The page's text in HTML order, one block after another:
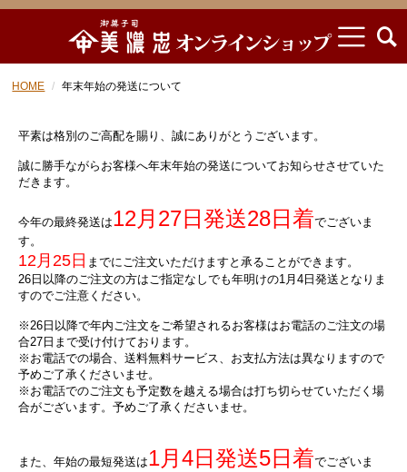
HOME 年末年始の発送について
平素は格別のご高配を賜り、誠にありがとうございます。
誠に勝手ながらお客様へ年末年始の発送についてお知らせさせていた
だきます。
今年の最終発送は12月27日発送28日着でございま
す。
12月25日 までにご注文いただけますと承ることができます。
26日以降のご注文の方はご指定なしでも年明けの1月4日発送となりま
すのでご注意ください。
※26日以降で年内ご注文をご希望されるお客様はお電話のご注文の場
合27日まで受け付けております。
※お電話での場合、送料無料サービス、お支払方法は異なりますので
予めご了承くださいませ。
※お電話でのご注文も予定数を越える場合は打ち切らせていただく場
合がございます。予めご了承くださいませ。
また、年始の最短発送は1月4日発送5日着でございま